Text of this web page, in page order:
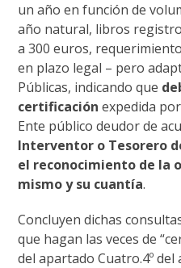
un año en función de
año natural, libros
a 300 euros,
en plazo legal – pero
Públicas, indicando que
certificación expedida
Ente público deudor de
Interventor o Tesorero
el reconocimiento de la
mismo y su cuantía.
Concluyen dichas
que hagan las veces de
del apartado Cuatro.4º del